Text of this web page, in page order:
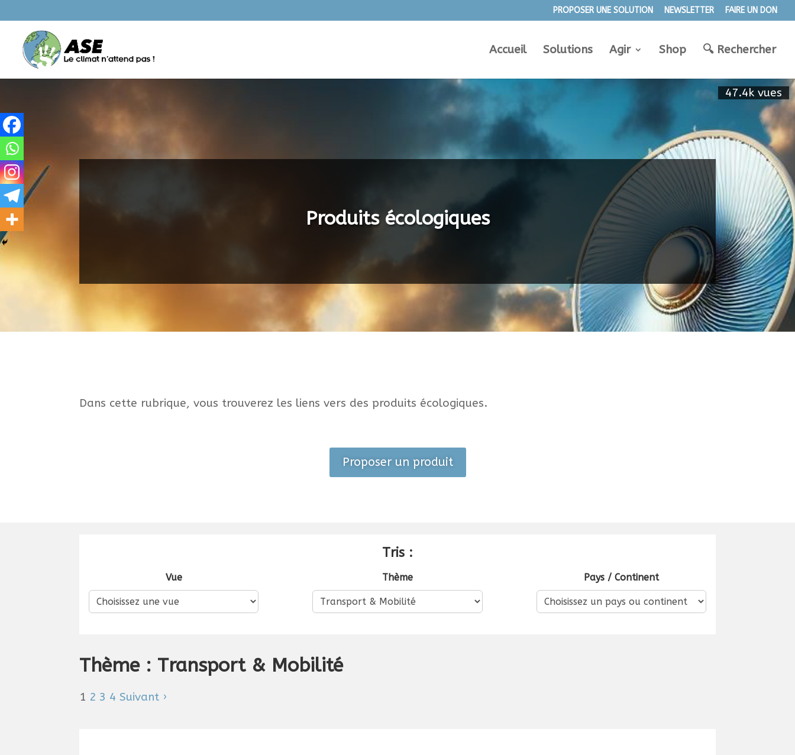
PROPOSER UNE SOLUTION NEWSLETTER FAIRE UN DON
Accueil Solutions Agir Shop 🔍︎ Rechercher
47.4k vues
Produits écologiques
Dans cette rubrique, vous trouverez les liens vers des produits écologiques.
Proposer un produit
Tris :
Vue Thème Pays / Continent
Thème : Transport & Mobilité
1 2 3 4 Suivant ›